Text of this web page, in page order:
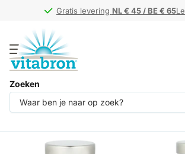
Gratis levering NL € 45 / BE € 65
Gratis levering NL € 45 / BE € 65
Zoeken
Producten (20)